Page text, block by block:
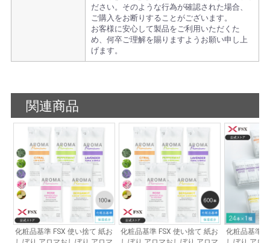
ださい。そのような行為が確認された場合、
ご購入をお断りすることがございます。
お客様に安心して製品をご利用いただくた
め、何卒ご理解を賜りますようお願い申し上
げます。